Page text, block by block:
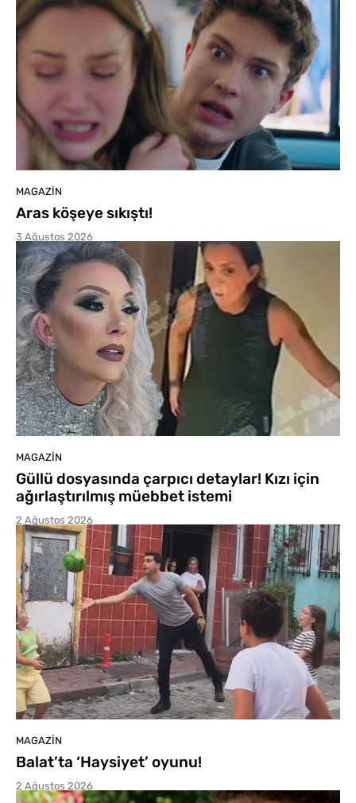
MAGAZIN
Aras köşeye sıkıştı!
3 Ağustos 2026
MAGAZIN
Güllü dosyasında çarpıcı detaylar! Kızı için
ağırlaştırılmış müebbet istemi
2 Ağustos 2026
MAGAZIN
Balat’ta ‘Haysiyet’ oyunu!
2 Ağustos 2026